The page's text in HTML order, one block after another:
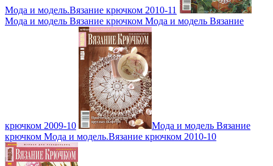
Мода и модель.Вязание крючком 2010-11
Мода и модель Вязание крючком Мода и модель Вязание
крючком 2009-10
Мода и модель Вязание
крючком Мода и модель.Вязание крючком 2010-10